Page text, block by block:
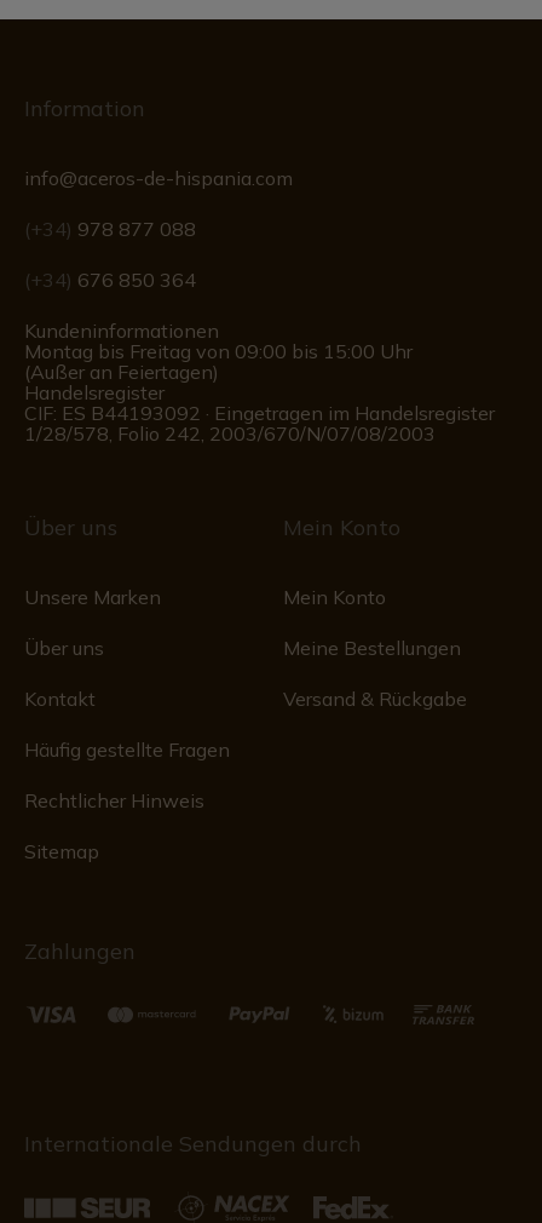
Information
info@aceros-de-hispania.com
(+34) 978 877 088
(+34) 676 850 364
Kundeninformationen
Montag bis Freitag von 09:00 bis 15:00 Uhr
(Außer an Feiertagen)
Handelsregister
CIF: ES B44193092 · Eingetragen im Handelsregister
1/28/578, Folio 242, 2003/670/N/07/08/2003
Über uns
Unsere Marken
Über uns
Kontakt
Häufig gestellte Fragen
Rechtlicher Hinweis
Sitemap
Mein Konto
Mein Konto
Meine Bestellungen
Versand & Rückgabe
Zahlungen
Internationale Sendungen durch